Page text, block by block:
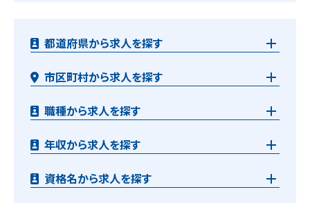
都道府県から求人を探す
市区町村から求人を探す
職種から求人を探す
年収から求人を探す
資格名から求人を探す